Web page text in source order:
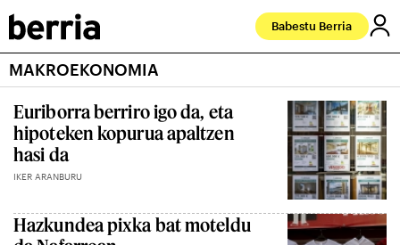
Babestu Berria
MAKROEKONOMIA
Euriborra berriro igo da, eta
hipoteken kopurua apaltzen
hasi da
IKER ARANBURU
Hazkundea pixka bat moteldu